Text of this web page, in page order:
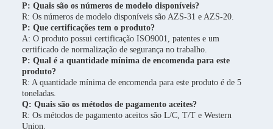
P: Quais são os números de modelo disponíveis?
R: Os números de modelo disponíveis são AZS-31 e AZS-20.
P: Que certificações tem o produto?
A: O produto possui certificação ISO9001, patentes e um
certificado de normalização de segurança no trabalho.
P: Qual é a quantidade mínima de encomenda para este
produto?
R: A quantidade mínima de encomenda para este produto é de 5
toneladas.
Q: Quais são os métodos de pagamento aceites?
R: Os métodos de pagamento aceitos são L/C, T/T e Western
Union.